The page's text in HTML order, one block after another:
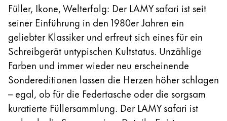
Füller, Ikone, Welterfolg: Der LAMY safari ist seit
seiner Einführung in den 1980er Jahren ein
geliebter Klassiker und erfreut sich eines für ein
Schreibgerät untypischen Kultstatus. Unzählige
Farben und immer wieder neu erscheinende
Sondereditionen lassen die Herzen höher schlagen
– egal, ob für die Federtasche oder die sorgsam
kuratierte Füllersammlung. Der LAMY safari ist